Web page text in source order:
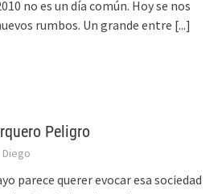
no es un día común. Hoy se nos
rumbos. Un grande entre [...]
Peligro
Diego
parece querer evocar esa sociedad